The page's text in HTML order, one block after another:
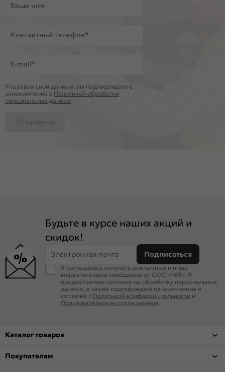
Ваше имя
Контактный телефон*
E-mail*
Указывая свои данные, вы подтверждаете
ознакомление c Политикой обработки
персональных данных
Отправить
Будьте в курсе наших акций и
скидок!
Электронная почта Подписаться
Я соглашаюсь получать рекламные и иные
маркетинговые сообщения от ООО «169». Я
предоставляю согласие на обработку персональных
данных, а также подтверждаю ознакомление и
согласие с Политикой конфиденциальности и
Пользовательским соглашением.
Каталог товаров
Покупателям